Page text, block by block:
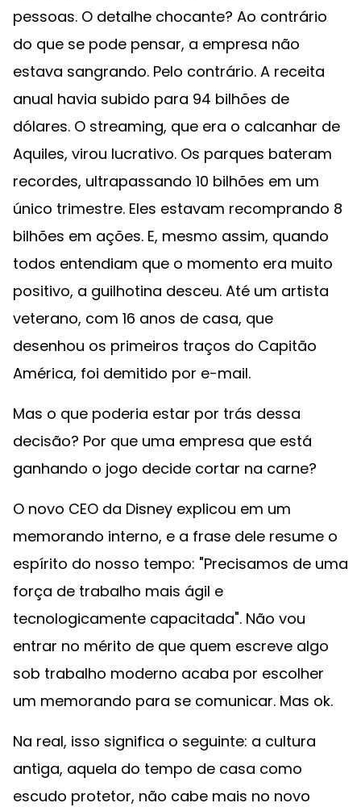
pessoas. O detalhe chocante? Ao contrário
do que se pode pensar, a empresa não
estava sangrando. Pelo contrário. A receita
anual havia subido para 94 bilhões de
dólares. O streaming, que era o calcanhar de
Aquiles, virou lucrativo. Os parques bateram
recordes, ultrapassando 10 bilhões em um
único trimestre. Eles estavam recomprando 8
bilhões em ações. E, mesmo assim, quando
todos entendiam que o momento era muito
positivo, a guilhotina desceu. Até um artista
veterano, com 16 anos de casa, que
desenhou os primeiros traços do Capitão
América, foi demitido por e-mail.
Mas o que poderia estar por trás dessa
decisão? Por que uma empresa que está
ganhando o jogo decide cortar na carne?
O novo CEO da Disney explicou em um
memorando interno, e a frase dele resume o
espírito do nosso tempo: "Precisamos de uma
força de trabalho mais ágil e
tecnologicamente capacitada". Não vou
entrar no mérito de que quem escreve algo
sob trabalho moderno acaba por escolher
um memorando para se comunicar. Mas ok.
Na real, isso significa o seguinte: a cultura
antiga, aquela do tempo de casa como
escudo protetor, não cabe mais no novo